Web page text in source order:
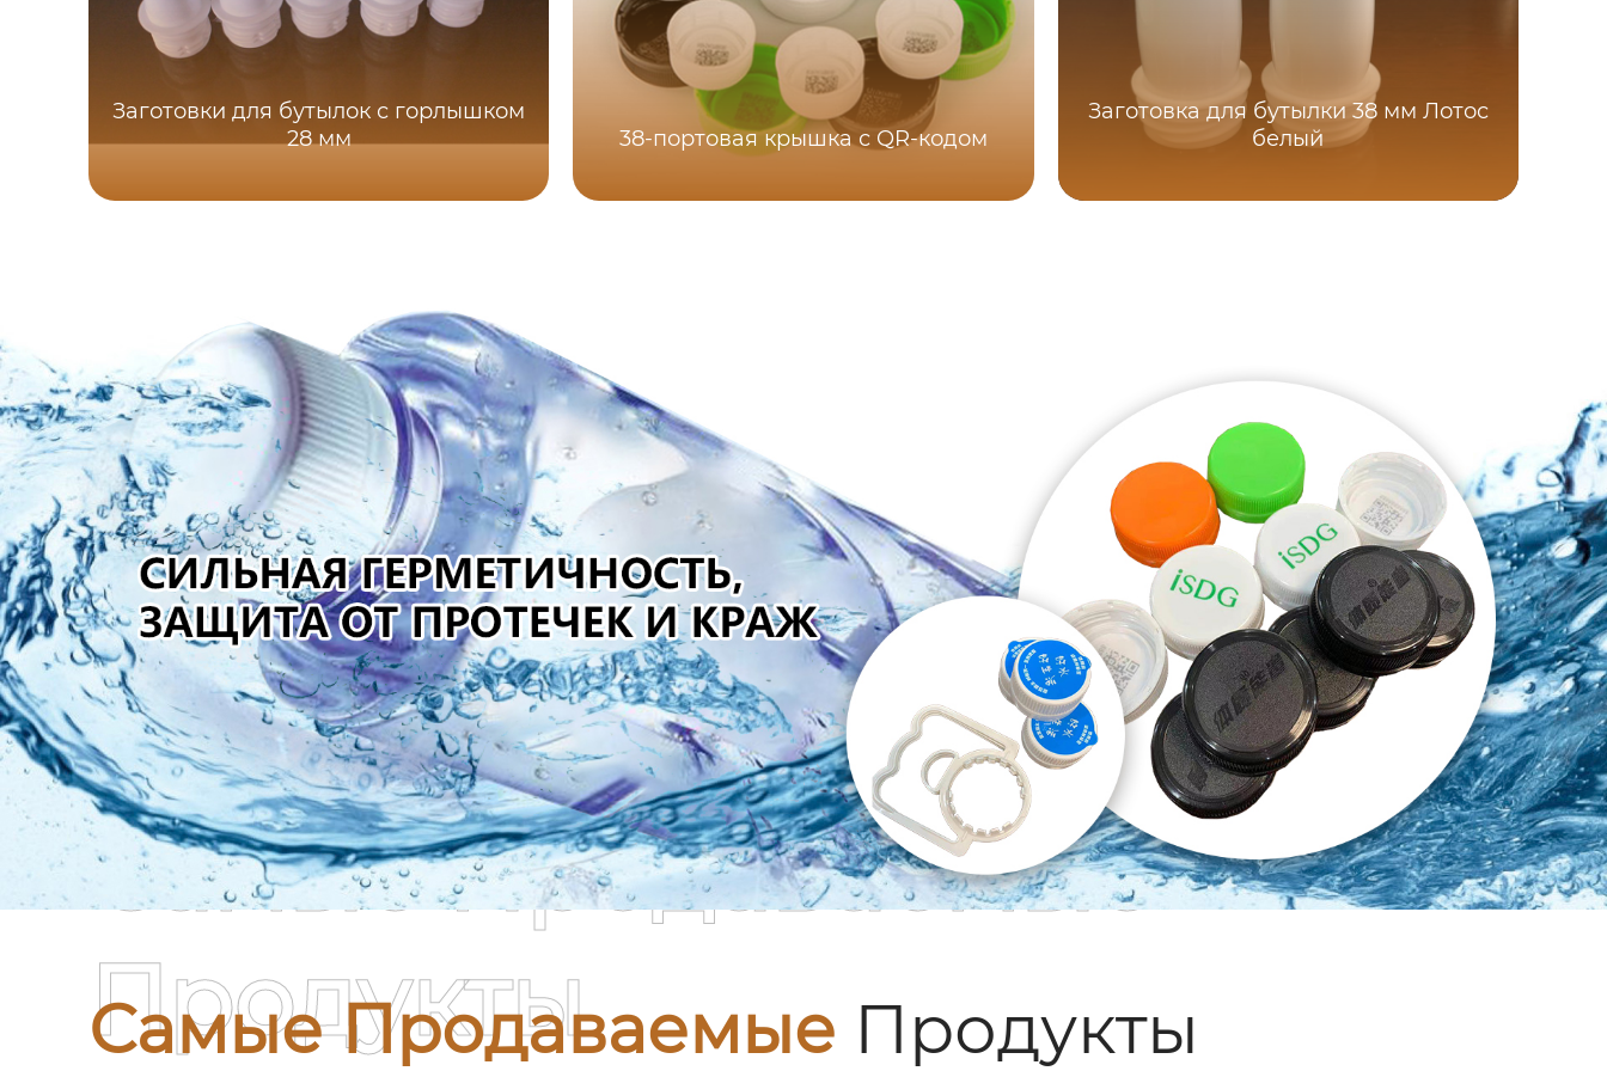
Заготовки для бутылок с горлышком
28 мм
38-портовая крышка с QR-кодом
Заготовка для бутылки 38 мм Лотос
белый
Самые Продаваемые Продукты
Самые Продаваемые
Продукты